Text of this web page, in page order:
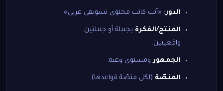
الدور: «أنت كاتب محتوى تسويقي عربي».
المنتج/الفكرة بجملة أو جملتين
واقعيتين.
الجمهورومستوى وعيه.
المنصّة (لكل منصّة قواعدها).